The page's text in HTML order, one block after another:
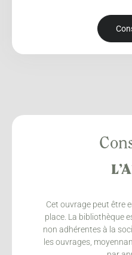
Cet ouvrage peut être
place. La bibliothèque
non adhérentes à la
les ouvrages,